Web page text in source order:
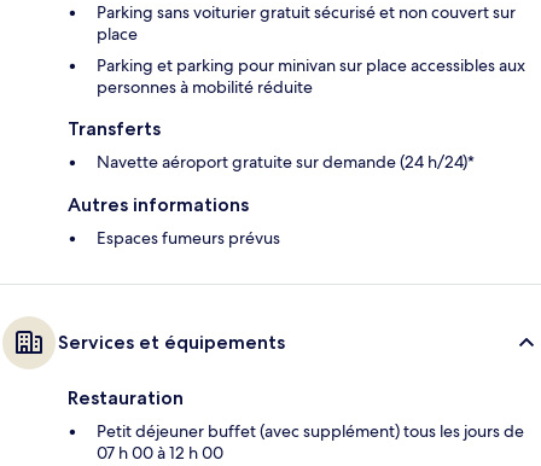
Parking sans voiturier gratuit sécurisé et non couvert sur
place
Parking et parking pour minivan sur place accessibles aux
personnes à mobilité réduite
Transferts
Navette aéroport gratuite sur demande (24 h/24)*
Autres informations
Espaces fumeurs prévus
Services et équipements
Restauration
Petit déjeuner buffet (avec supplément) tous les jours de
07 h 00 à 12 h 00